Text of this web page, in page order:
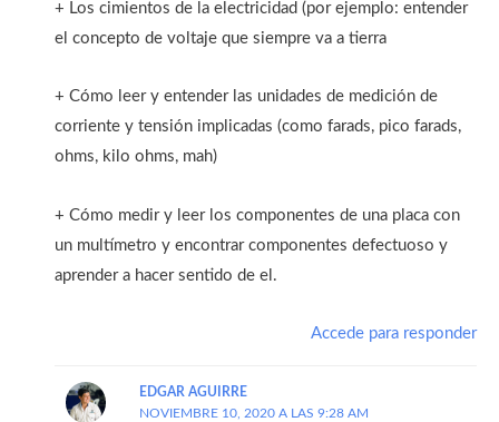
+ Los cimientos de la electricidad (por ejemplo: entender
el concepto de voltaje que siempre va a tierra
+ Cómo leer y entender las unidades de medición de
corriente y tensión implicadas (como farads, pico farads,
ohms, kilo ohms, mah)
+ Cómo medir y leer los componentes de una placa con
un multímetro y encontrar componentes defectuoso y
aprender a hacer sentido de el.
Accede para responder
EDGAR AGUIRRE
NOVIEMBRE 10, 2020 A LAS 9:28 AM